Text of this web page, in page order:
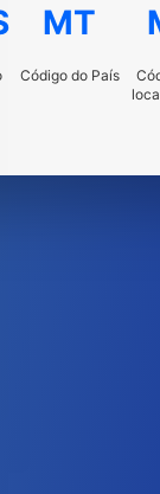
MT
Código do País